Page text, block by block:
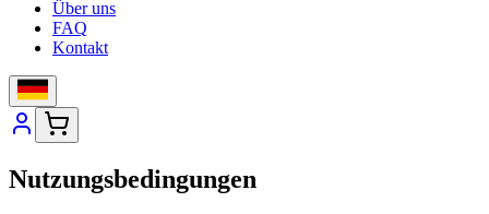
Über uns
FAQ
Kontakt
Nutzungsbedingungen